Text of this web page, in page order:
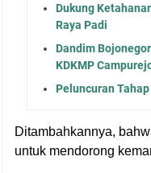
Dukung
Raya Padi
Dandim
KDKMP
Peluncuran
Ditambahkannya,
untuk mendorong